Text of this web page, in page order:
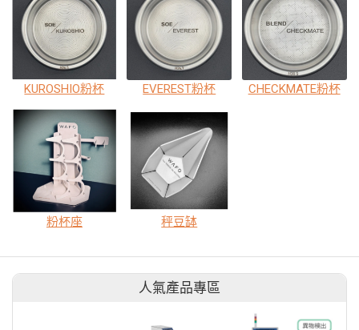
KUROSHIO粉杯 EVEREST粉杯 CHECKMATE粉杯
粉杯座 秤豆缽
人氣產品專區